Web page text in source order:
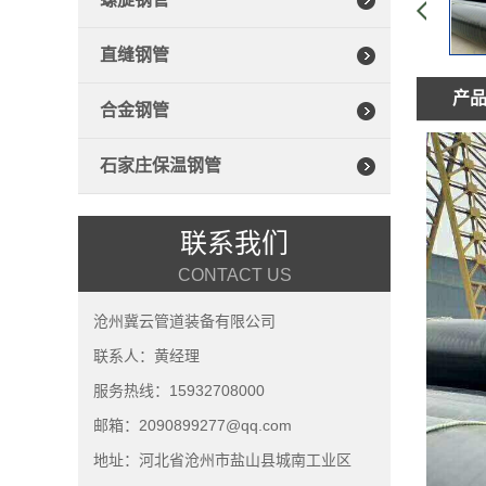
直缝钢管
合金钢管
石家庄保温钢管
联系我们
CONTACT US
沧州冀云管道装备有限公司
联系人：黄经理
服务热线：15932708000
邮箱：2090899277@qq.com
地址：河北省沧州市盐山县城南工业区
产